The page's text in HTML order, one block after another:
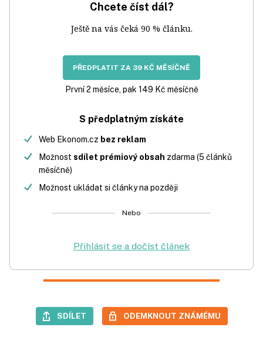
Chcete číst dál?
Ještě na vás čeká 90 % článku.
PŘEDPLATIT ZA 39 KČ MĚSÍČNĚ
První 2 měsíce, pak 149 Kč měsíčně
S předplatným získáte
Web Ekonom.cz bez reklam
Možnost sdílet prémiový obsah zdarma (5 článků
měsíčně)
Možnost ukládat si články na později
Nebo
Přihlásit se a dočíst článek
SDÍLET ODEMKNOUT ZNÁMÉMU